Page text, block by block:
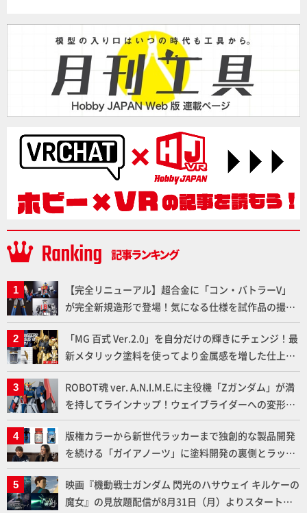
【完全リニューアル】超合金に「コン・バトラーV」
が完全新規造形で登場！気になる仕様を試作品の撮り
下ろしでご紹介!!さらに「大鉄人17」＆「ワンエイ
ト」セット情報もお届け！【超合金の魂】
「MG 百式 Ver.2.0」を自分だけの輝きにチェンジ！最
新メタリック塗料を使ってより金属感を増した仕上が
りに!!【試し読み】
ROBOT魂 ver. A.N.I.M.E.に主役機「Zガンダム」が満
を持してラインナップ！ウェイブライダーへの変形、
劇中どおりのプロポーションを再現【機動戦士Zガン
ダム】
版権カラーから新世代ラッカーまで独創的な製品開発
を続ける「ガイアノーツ」に塗料開発の裏側とラッカ
ー塗料の未来についてインタビュー！
映画『機動戦士ガンダム 閃光のハサウェイ キルケーの
魔女』の見放題配信が8月31日（月）よりスタート！